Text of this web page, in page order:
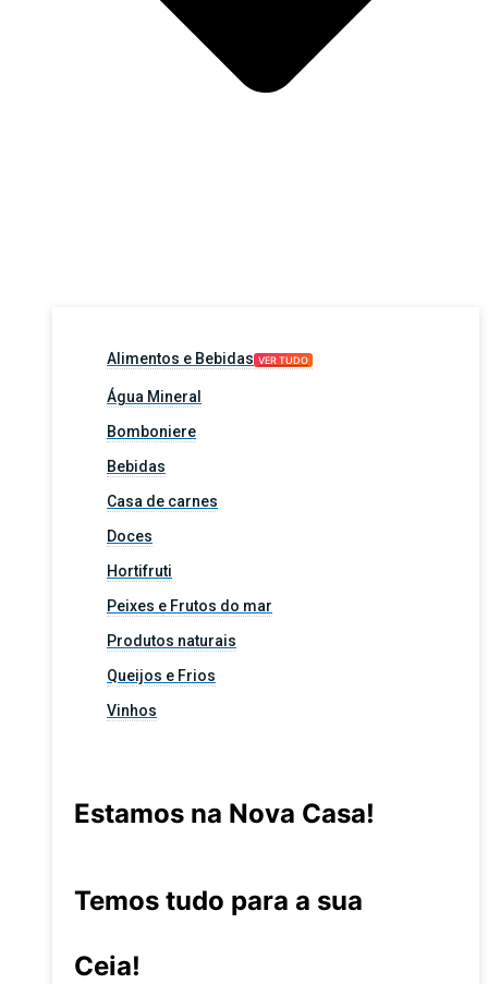
Alimentos e Bebidas VER TUDO
Água Mineral
Bomboniere
Bebidas
Casa de carnes
Doces
Hortifruti
Peixes e Frutos do mar
Produtos naturais
Queijos e Frios
Vinhos
Estamos na Nova Casa!
Temos tudo para a sua
Ceia!